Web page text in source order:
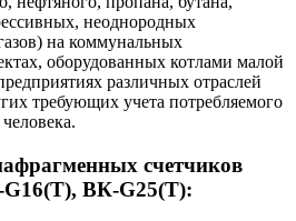
неоднородных
на коммунальных
оборудованных котлами малой
различных отраслей
требующих учета потребляемого
счетчиков
ВК-G25(T):